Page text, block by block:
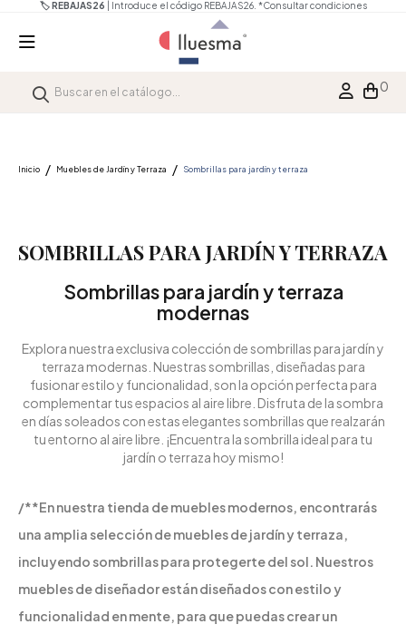
🏷️ REBAJAS26 | Introduce el código REBAJAS26. *Consultar condiciones
0
Inicio Muebles de Jardín y Terraza Sombrillas para jardín y terraza
SOMBRILLAS PARA JARDÍN Y TERRAZA
Sombrillas para jardín y terraza
modernas
Explora nuestra exclusiva colección de sombrillas para jardín y
terraza modernas. Nuestras sombrillas, diseñadas para
fusionar estilo y funcionalidad, son la opción perfecta para
complementar tus espacios al aire libre. Disfruta de la sombra
en días soleados con estas elegantes sombrillas que realzarán
tu entorno al aire libre. ¡Encuentra la sombrilla ideal para tu
jardín o terraza hoy mismo!
/**En nuestra tienda de muebles modernos, encontrarás
una amplia selección de muebles de jardín y terraza,
incluyendo sombrillas para protegerte del sol. Nuestros
muebles de diseñador están diseñados con estilo y
funcionalidad en mente, para que puedas crear un